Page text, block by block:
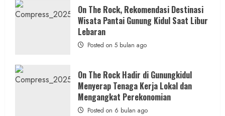
Berita Peristiwa
Warga Bangunharjo Amankan Pria
Wisata
Kekinian
On The Rock, Rekomendasi Destinasi
Wisata Pantai Gunung Kidul Saat Libur
Lebaran
Posted on 5 bulan ago
On The Rock Hadir di Gunungkidul
Menyerap Tenaga Kerja Lokal dan
Mengangkat Perekonomian
Posted on 6 bulan ago